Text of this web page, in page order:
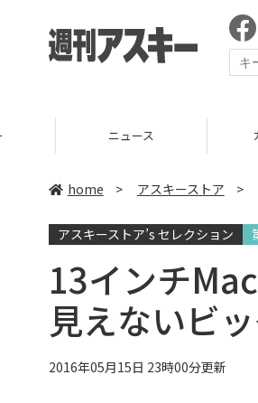
ガジェット
home > アスキーストア >
アスキーストア’s セレクション
13インチ
見えないビ
2016年05月15日 23時00分更新